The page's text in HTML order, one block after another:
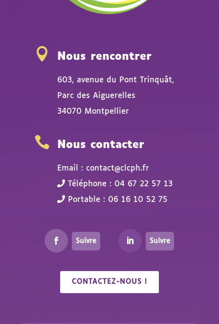
 Nous rencontrer
603, avenue du Pont Trinquât,
Parc des Aiguerelles
34070 Montpellier
 Nous contacter
Email : contact@clcph.fr
Téléphone : 04 67 22 57 13
Portable : 06 16 10 52 75
Suivre Suivre
CONTACTEZ-NOUS !